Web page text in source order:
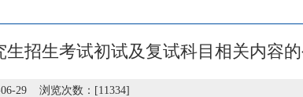
招生考试初试及复试科目相关内容
06-29 浏览次数：[11334]